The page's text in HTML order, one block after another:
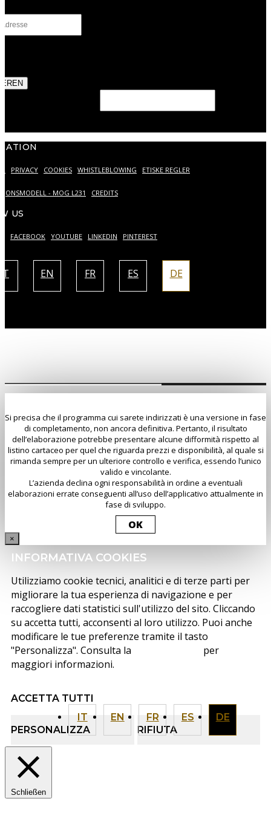
IT EN FR ES DE
PRIVACY COOKIES WHISTLEBLOWING ETISKE REGLER
- MOG L231 CREDITS
US
FACEBOOK YOUTUBE LINKEDIN PINTEREST
IT EN FR ES DE
Si precisa che il programma cui sarete indirizzati è una versione in fase
di completamento, non ancora definitiva. Pertanto, il risultato
dell’elaborazione potrebbe presentare alcune difformità rispetto al
listino cartaceo per quel che riguarda prezzi e disponibilità, al quale si
rimanda sempre per un ulteriore controllo e verifica, essendo l’unico
valido e vincolante.
L’azienda declina ogni responsabilità in ordine a eventuali
elaborazioni errate conseguenti all’uso dell’applicativo attualmente in
fase di sviluppo.
OK
×
INFORMATIVA COOKIES
Utilizziamo cookie tecnici, analitici e di terze parti per
migliorare la tua esperienza di navigazione e per
raccogliere dati statistici sull'utilizzo del sito. Cliccando
su accetta tutti, acconsenti al loro utilizzo. Puoi anche
modificare le tue preferenze tramite il tasto
"Personalizza". Consulta la
per
maggiori informazioni.
ACCETTA TUTTI
PERSONALIZZA RIFIUTA
Schließen